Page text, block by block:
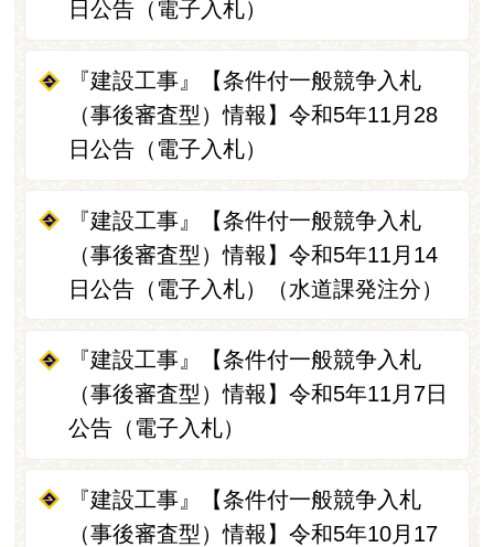
日公告（電子入札）
『建設工事』【条件付一般競争入札
（事後審査型）情報】令和5年11月28
日公告（電子入札）
『建設工事』【条件付一般競争入札
（事後審査型）情報】令和5年11月14
日公告（電子入札）（水道課発注分）
『建設工事』【条件付一般競争入札
（事後審査型）情報】令和5年11月7日
公告（電子入札）
『建設工事』【条件付一般競争入札
（事後審査型）情報】令和5年10月17